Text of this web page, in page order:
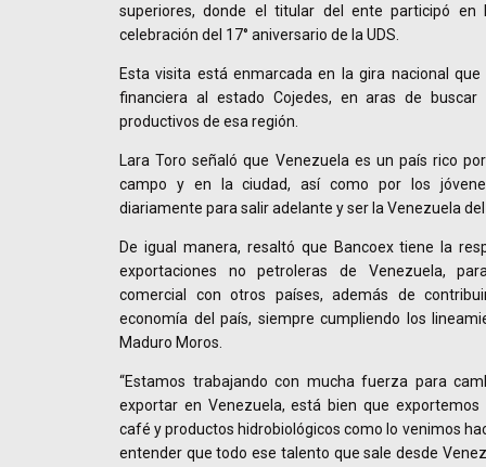
superiores, donde el titular del ente participó
celebración del 17° aniversario de la UDS.
Esta visita está enmarcada en la gira nacional
financiera al estado Cojedes, en aras de buscar
productivos de esa región.
Lara Toro señaló que Venezuela es un país rico
campo y en la ciudad, así como por los
diariamente para salir adelante y ser la Venezuela
De igual manera, resaltó que Bancoex tiene la
exportaciones no petroleras de Venezuela,
comercial con otros países, además de
economía del país, siempre cumpliendo los
Maduro Moros.
“Estamos trabajando con mucha fuerza para
exportar en Venezuela, está bien que
café y productos hidrobiológicos como lo venimos
entender que todo ese talento que sale desde